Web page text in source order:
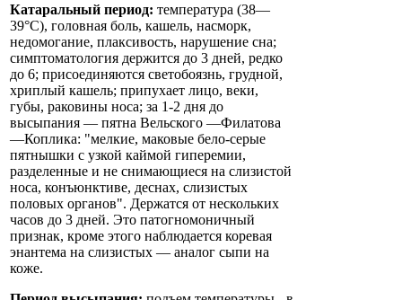
Катаральный период: температура (38—
39°С), головная боль, кашель, насморк,
недомогание, плаксивость, нарушение сна;
симптоматология держится до 3 дней, редко
до 6; присоединяются светобоязнь, грудной,
хриплый кашель; припухает лицо, веки,
губы, раковины носа; за 1-2 дня до
высыпания — пятна Вельского —Филатова
—Коплика: "мелкие, маковые бело-серые
пятнышки с узкой каймой гиперемии,
разделенные и не снимающиеся на слизистой
носа, конъюнктиве, деснах, слизистых
половых органов". Держатся от нескольких
часов до 3 дней. Это патогномоничный
признак, кроме этого наблюдается коревая
энантема на слизистых — аналог сыпи на
коже.